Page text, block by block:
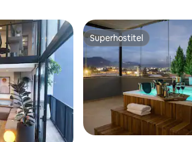
Superhostiteľ
Superhostiteľ